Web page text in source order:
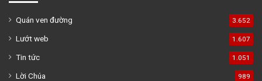
Quán ven đường 3.652
Lướt web 1.607
Tin tức 1.051
Lời Chúa 989